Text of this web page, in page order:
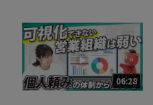
06:28